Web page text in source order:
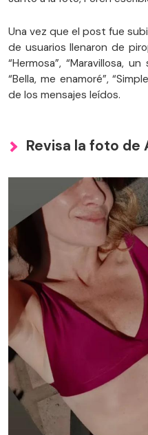
Una vez que el post fue
de usuarios llenaron de
“Hermosa”, “Maravillosa,
“Bella, me enamoré”,
de los mensajes leídos.
Revisa la foto de